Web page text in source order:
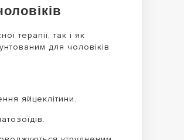
терапії, так і як
для чоловіків
яйцеклітини.